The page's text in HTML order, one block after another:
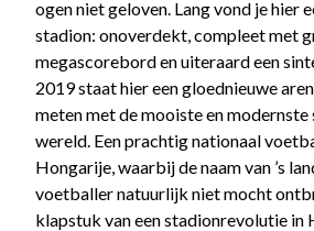
ogen niet geloven. Lang vond je hier
stadion: onoverdekt, compleet met
megascorebord en uiteraard een
2019 staat hier een gloednieuwe
meten met de mooiste en
wereld. Een prachtig nationaal
Hongarije, waarbij de naam van ’s
voetballer natuurlijk niet mocht
klapstuk van een stadionrevolutie in